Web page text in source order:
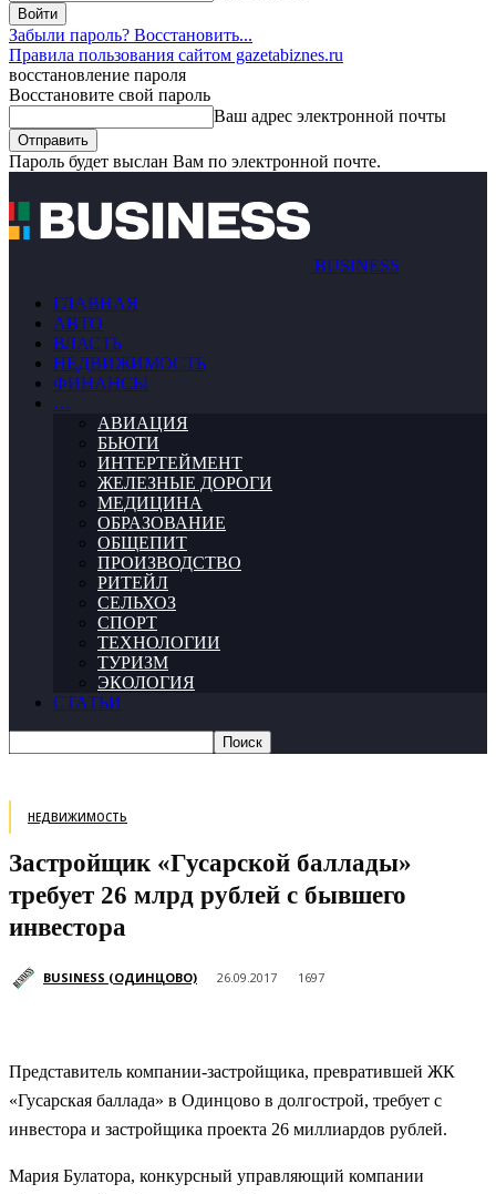
Забыли пароль? Восстановить...
Правила пользования сайтом gazetabiznes.ru
восстановление пароля
Восстановите свой пароль
Ваш адрес электронной почты
Пароль будет выслан Вам по электронной почте.
BUSINESS
ГЛАВНАЯ
АВТО
ВЛАСТЬ
НЕДВИЖИМОСТЬ
ФИНАНСЫ
…
АВИАЦИЯ
БЬЮТИ
ИНТЕРТЕЙМЕНТ
ЖЕЛЕЗНЫЕ ДОРОГИ
МЕДИЦИНА
ОБРАЗОВАНИЕ
ОБЩЕПИТ
ПРОИЗВОДСТВО
РИТЕЙЛ
СЕЛЬХОЗ
СПОРТ
ТЕХНОЛОГИИ
ТУРИЗМ
ЭКОЛОГИЯ
СТАТЬИ
НЕДВИЖИМОСТЬ
Застройщик «Гусарской баллады»
требует 26 млрд рублей с бывшего
инвестора
BUSINESS (ОДИНЦОВО) 26.09.2017 1697
Представитель компании-застройщика, превратившей ЖК
«Гусарская баллада» в Одинцово в долгострой, требует с
инвестора и застройщика проекта 26 миллиардов рублей.
Мария Булатора, конкурсный управляющий компании